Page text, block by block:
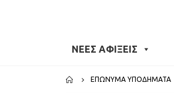
ΝΕΕΣ ΑΦΙΞΕΙΣ
ΕΠΏΝΥΜΑ ΥΠΟΔΉΜΑΤΑ